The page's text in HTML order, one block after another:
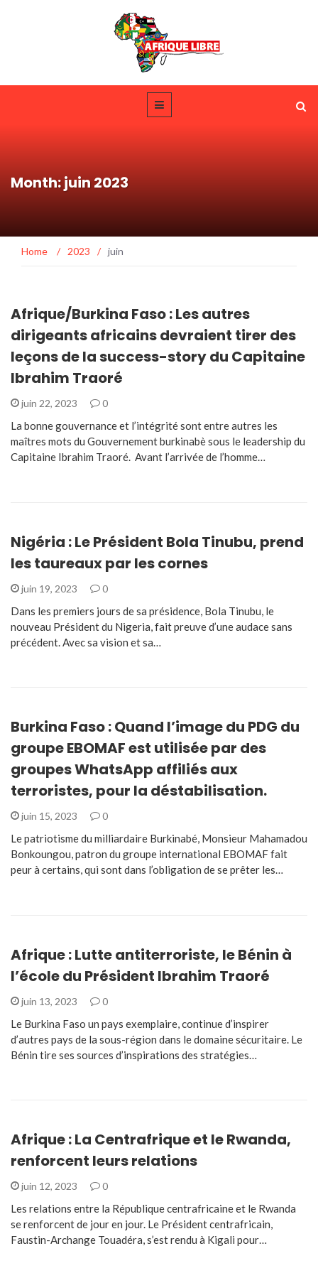
Month: juin 2023
Home / 2023 / juin
Afrique/Burkina Faso : Les autres
dirigeants africains devraient tirer des
leçons de la success-story du Capitaine
Ibrahim Traoré
juin 22, 2023 0
La bonne gouvernance et l’intégrité sont entre autres les
maîtres mots du Gouvernement burkinabè sous le leadership du
Capitaine Ibrahim Traoré. Avant l’arrivée de l’homme…
Nigéria : Le Président Bola Tinubu, prend
les taureaux par les cornes
juin 19, 2023 0
Dans les premiers jours de sa présidence, Bola Tinubu, le
nouveau Président du Nigeria, fait preuve d’une audace sans
précédent. Avec sa vision et sa…
Burkina Faso : Quand l’image du PDG du
groupe EBOMAF est utilisée par des
groupes WhatsApp affiliés aux
terroristes, pour la déstabilisation.
juin 15, 2023 0
Le patriotisme du milliardaire Burkinabé, Monsieur Mahamadou
Bonkoungou, patron du groupe international EBOMAF fait
peur à certains, qui sont dans l’obligation de se prêter les…
Afrique : Lutte antiterroriste, le Bénin à
l’école du Président Ibrahim Traoré
juin 13, 2023 0
Le Burkina Faso un pays exemplaire, continue d’inspirer
d’autres pays de la sous-région dans le domaine sécuritaire. Le
Bénin tire ses sources d’inspirations des stratégies…
Afrique : La Centrafrique et le Rwanda,
renforcent leurs relations
juin 12, 2023 0
Les relations entre la République centrafricaine et le Rwanda
se renforcent de jour en jour. Le Président centrafricain,
Faustin-Archange Touadéra, s’est rendu à Kigali pour…